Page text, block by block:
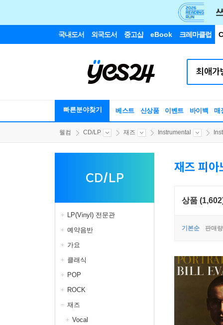
국내도서 외국도서 중고샵 eBook 크레마클럽
빠른분야찾기 베스트 신상품 이벤트 바이백 매
웰컴 CD/LP 재즈 Instrumental
CD/LP
LP(Vinyl) 전문관
예약음반
가요
클래식
POP
ROCK
재즈
Vocal
재즈 피아
상품
기본순 판매